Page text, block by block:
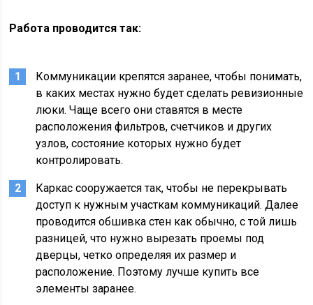
Работа проводится так:
Коммуникации крепятся заранее, чтобы понимать,
в каких местах нужно будет сделать ревизионные
люки. Чаще всего они ставятся в месте
расположения фильтров, счетчиков и других
узлов, состояние которых нужно будет
контролировать.
Каркас сооружается так, чтобы не перекрывать
доступ к нужным участкам коммуникаций. Далее
проводится обшивка стен как обычно, с той лишь
разницей, что нужно вырезать проемы под
дверцы, четко определяя их размер и
расположение. Поэтому лучше купить все
элементы заранее.